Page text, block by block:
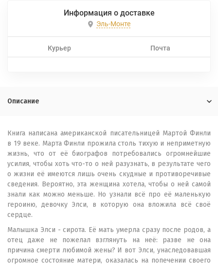
Информация о доставке
Эль-Монте
Курьер Почта
Описание
Книга написана американской писательницей Мартой Финли
в 19 веке. Марта Финли прожила столь тихую и неприметную
жизнь, что от её биографов потребовались огромнейшие
усилия, чтобы хоть что-то о ней разузнать, в результате чего
о жизни её имеются лишь очень скудные и противоречивые
сведения. Вероятно, эта женщина хотела, чтобы о ней самой
знали как можно меньше. Но узнали всё про её маленькую
героиню, девочку Элси, в которую она вложила всё своё
сердце.
Малышка Элси - сирота. Её мать умерла сразу после родов, а
отец даже не пожелал взглянуть на неё: разве не она
причина смерти любимой жены? И вот Элси, унаследовавшая
огромное состояние матери, оказалась на попечении своего